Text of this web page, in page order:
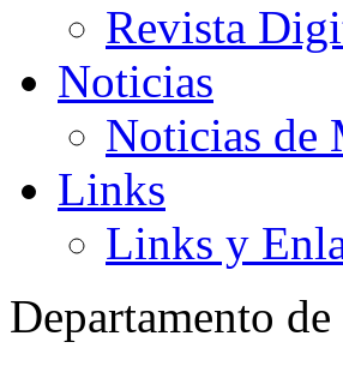
Revista
Noticias
Noticias de
Links
Links y
Departamento